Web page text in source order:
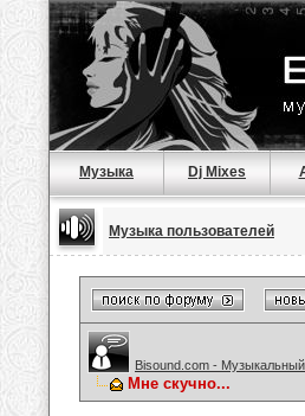
Музыка Dj Mixes
Музыка пользователей
Bisound.com -
Мне скучно...